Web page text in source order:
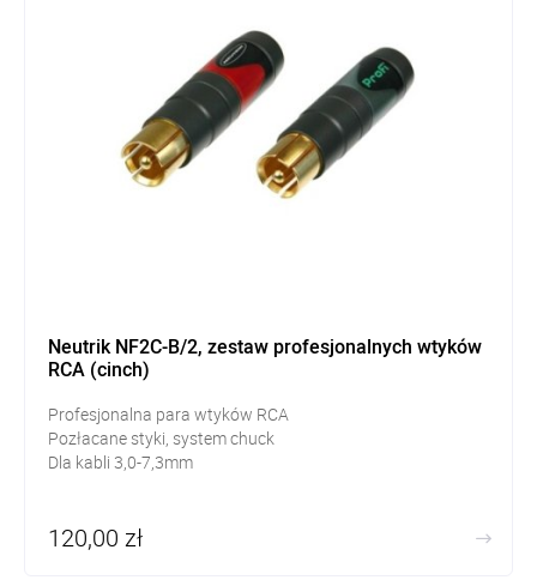
Neutrik NF2C-B/2, zestaw profesjonalnych wtyków
RCA (cinch)
Profesjonalna para wtyków RCA
Pozłacane styki, system chuck
Dla kabli 3,0-7,3mm
120,00 zł